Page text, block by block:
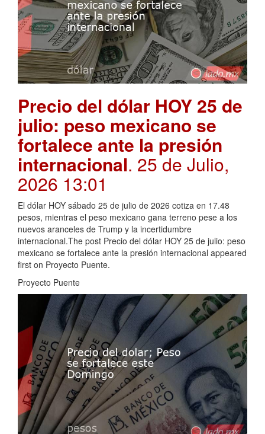
Precio del dólar HOY 25 de
julio: peso mexicano se
fortalece ante la presión
internacional. 25 de Julio,
2026 13:01
El dólar HOY sábado 25 de julio de 2026 cotiza en 17.48
pesos, mientras el peso mexicano gana terreno pese a los
nuevos aranceles de Trump y la incertidumbre
internacional.The post Precio del dólar HOY 25 de julio: peso
mexicano se fortalece ante la presión internacional appeared
first on Proyecto Puente.
Proyecto Puente